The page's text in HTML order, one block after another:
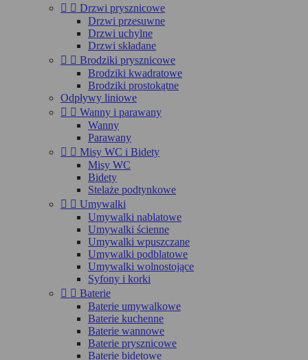
  Drzwi prysznicowe
Drzwi przesuwne
Drzwi uchylne
Drzwi składane
  Brodziki prysznicowe
Brodziki kwadratowe
Brodziki prostokątne
Odpływy liniowe
  Wanny i parawany
Wanny
Parawany
  Misy WC i Bidety
Misy WC
Bidety
Stelaże podtynkowe
  Umywalki
Umywalki nablatowe
Umywalki ścienne
Umywalki wpuszczane
Umywalki podblatowe
Umywalki wolnostojące
Syfony i korki
  Baterie
Baterie umywalkowe
Baterie kuchenne
Baterie wannowe
Baterie prysznicowe
Baterie bidetowe